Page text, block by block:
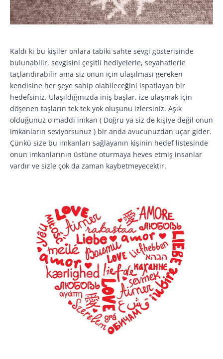
Kaldı ki bu kişiler onlara tabiki sahte sevgi gösterisinde
bulunabilir, sevgisini çeşitli hediyelerle, seyahatlerle
taçlandırabilir ama siz onun için ulaşılması gereken
kendisine her şeye sahip olabileceğini ispatlayan bir
hedefsiniz. Ulaşıldığınızda iniş başlar. ize ulaşmak için
döşenen taşların tek tek yok oluşunu izlersiniz. Aşık
olduğunuz o maddi imkan ( Doğru ya siz de kişiye değil onun
imkanların seviyorsunuz ) bir anda avucunuzdan uçar gider.
Çünkü size bu imkanları sağlayanın kişinin hedef listesinde
onun imkanlarının üstüne oturmaya heves etmiş insanlar
vardır ve sizle çok da zaman kaybetmeyecektir.